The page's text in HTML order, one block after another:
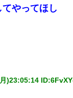
やってほし
)23:05:14 ID: